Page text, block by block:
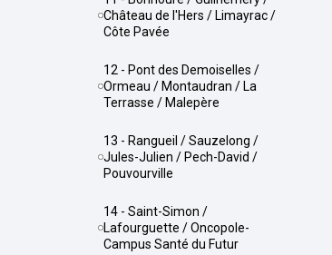
Château de l'Hers / Limayrac /
Côte Pavée
12 - Pont des Demoiselles /
Ormeau / Montaudran / La
Terrasse / Malepère
13 - Rangueil / Sauzelong /
Jules-Julien / Pech-David /
Pouvourville
14 - Saint-Simon /
Lafourguette / Oncopole-
Campus Santé du Futur